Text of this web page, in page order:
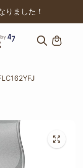
りました！